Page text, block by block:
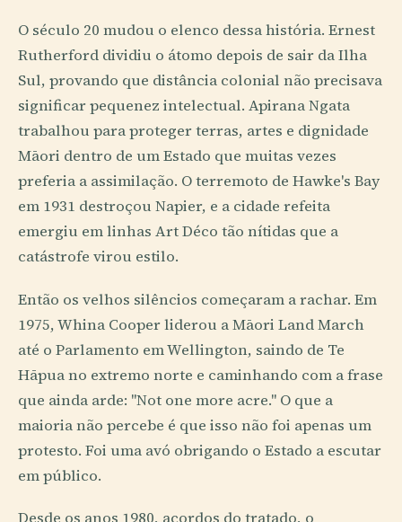
O século 20 mudou o elenco dessa história. Ernest
Rutherford dividiu o átomo depois de sair da Ilha
Sul, provando que distância colonial não precisava
significar pequenez intelectual. Apirana Ngata
trabalhou para proteger terras, artes e dignidade
Māori dentro de um Estado que muitas vezes
preferia a assimilação. O terremoto de Hawke's Bay
em 1931 destroçou Napier, e a cidade refeita
emergiu em linhas Art Déco tão nítidas que a
catástrofe virou estilo.
Então os velhos silêncios começaram a rachar. Em
1975, Whina Cooper liderou a Māori Land March
até o Parlamento em Wellington, saindo de Te
Hāpua no extremo norte e caminhando com a frase
que ainda arde: "Not one more acre." O que a
maioria não percebe é que isso não foi apenas um
protesto. Foi uma avó obrigando o Estado a escutar
em público.
Desde os anos 1980, acordos do tratado, o